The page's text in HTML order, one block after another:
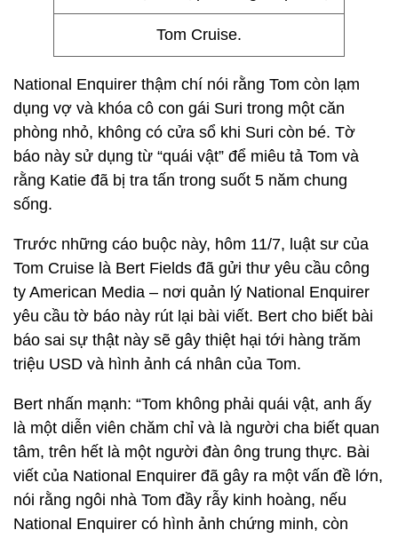
Tom Cruise.
National Enquirer thậm chí nói rằng Tom còn lạm
dụng vợ và khóa cô con gái Suri trong một căn
phòng nhỏ, không có cửa sổ khi Suri còn bé. Tờ
báo này sử dụng từ “quái vật” để miêu tả Tom và
rằng Katie đã bị tra tấn trong suốt 5 năm chung
sống.
Trước những cáo buộc này, hôm 11/7, luật sư của
Tom Cruise là Bert Fields đã gửi thư yêu cầu công
ty American Media – nơi quản lý National Enquirer
yêu cầu tờ báo này rút lại bài viết. Bert cho biết bài
báo sai sự thật này sẽ gây thiệt hại tới hàng trăm
triệu USD và hình ảnh cá nhân của Tom.
Bert nhấn mạnh: “Tom không phải quái vật, anh ấy
là một diễn viên chăm chỉ và là người cha biết quan
tâm, trên hết là một người đàn ông trung thực. Bài
viết của National Enquirer đã gây ra một vấn đề lớn,
nói rằng ngôi nhà Tom đầy rẫy kinh hoàng, nếu
National Enquirer có hình ảnh chứng minh, còn